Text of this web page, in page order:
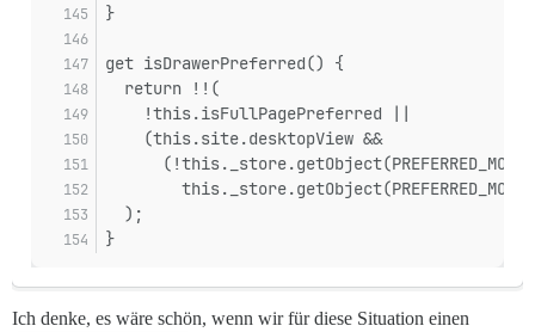
}
get isDrawerPreferred() {
  return !!(
    !this.isFullPagePreferred ||
    (this.site.desktopView &&
  );
}
Ich denke, es wäre schön, wenn wir für diese Situation einen